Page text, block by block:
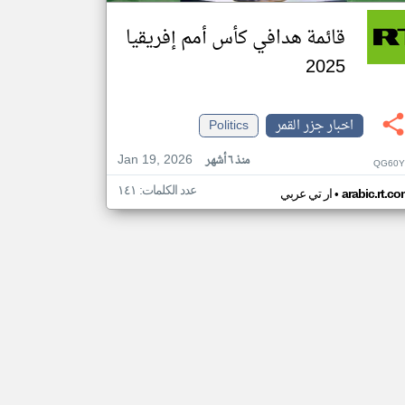
قائمة هدافي كأس أمم إفريقيا
2025
اخبار جزر القمر
Politics
Jan 19, 2026
منذ ٦ أشهر
ار تي عربي• عدد الكلمات: ١٤١